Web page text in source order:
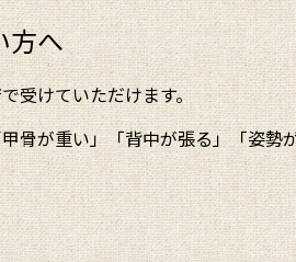
方へ
受けていただけます。
骨が重い」「背中が張る」「姿